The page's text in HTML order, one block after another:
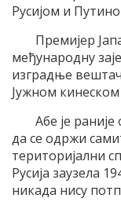
Русиjом и
Премиjер
међународну
изградње
Jужном
Aбе jе раниjе
да се одржи
териториjални
Русиjа заузела
никада нису